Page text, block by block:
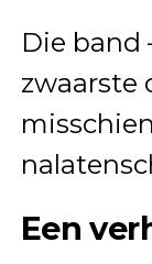
Die band
zwaarste
Een